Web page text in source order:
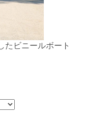
たビニールボート